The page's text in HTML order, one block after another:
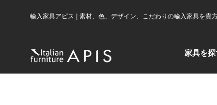
輸入家具アピス | 素材、色、デザイン、こだわりの輸入家具を貴
家具を